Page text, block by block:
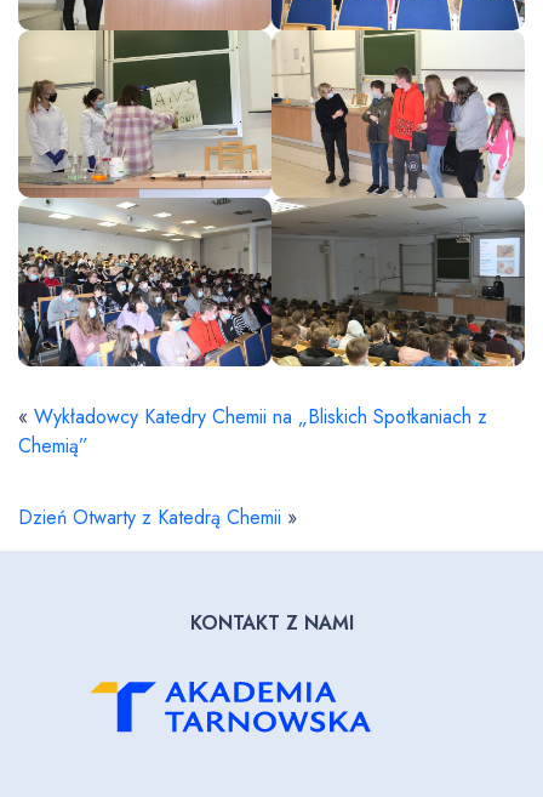
« Wykładowcy Katedry Chemii na „Bliskich Spotkaniach z
Chemią”
Dzień Otwarty z Katedrą Chemii »
KONTAKT Z NAMI